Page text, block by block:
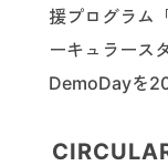
援プログラム
ーキュラース
DemoDayを